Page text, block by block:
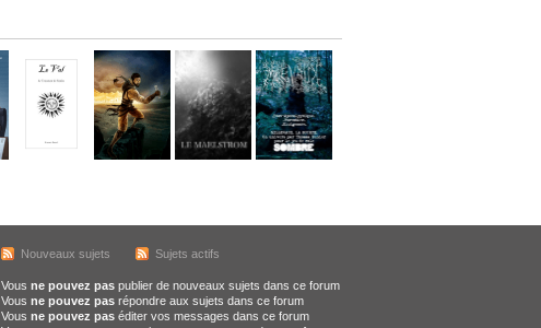
Nouveaux sujets Sujets actifs
Vous ne pouvez paspublier de nouveaux sujets dans ce forum
Vous ne pouvez pasrépondre aux sujets dans ce forum
Vous ne pouvez paséditer vos messages dans ce forum